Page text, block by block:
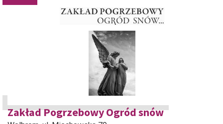
Zakład Pogrzebowy Ogród snów